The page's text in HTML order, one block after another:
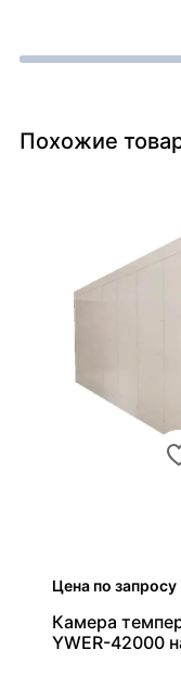
Похожие
Цена по запросу
Камера
YWER-42000